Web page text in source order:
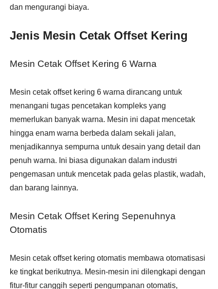
dan mengurangi biaya.
Jenis Mesin Cetak Offset Kering
Mesin Cetak Offset Kering 6 Warna
Mesin cetak offset kering 6 warna dirancang untuk
menangani tugas pencetakan kompleks yang
memerlukan banyak warna. Mesin ini dapat mencetak
hingga enam warna berbeda dalam sekali jalan,
menjadikannya sempurna untuk desain yang detail dan
penuh warna. Ini biasa digunakan dalam industri
pengemasan untuk mencetak pada gelas plastik, wadah,
dan barang lainnya.
Mesin Cetak Offset Kering Sepenuhnya
Otomatis
Mesin cetak offset kering otomatis membawa otomatisasi
ke tingkat berikutnya. Mesin-mesin ini dilengkapi dengan
fitur-fitur canggih seperti pengumpanan otomatis,